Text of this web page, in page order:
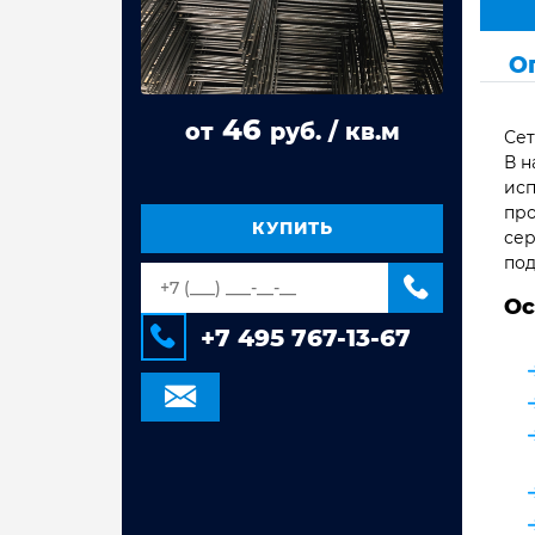
Труба стальная ВГП
Труба квадратная сталь 3сп/пс
Труба электросварная Гост 10704,
Труба оцинкованная
электросварная
Труба стальная электросварная
от46 руб. / кв.м
КУПИТЬ
+7 495 767-13-67
В